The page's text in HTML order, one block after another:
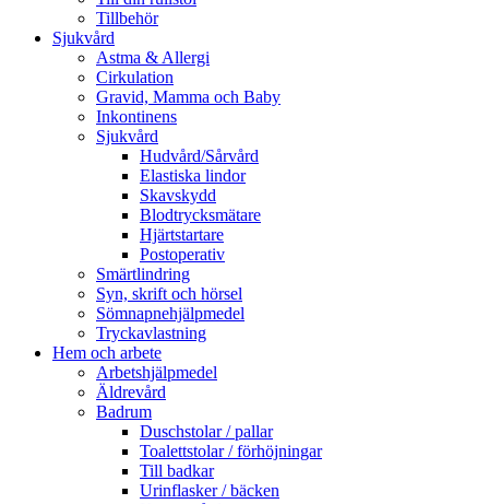
Tillbehör
Sjukvård
Astma & Allergi
Cirkulation
Gravid, Mamma och Baby
Inkontinens
Sjukvård
Hudvård/Sårvård
Elastiska lindor
Skavskydd
Blodtrycksmätare
Hjärtstartare
Postoperativ
Smärtlindring
Syn, skrift och hörsel
Sömnapnehjälpmedel
Tryckavlastning
Hem och arbete
Arbetshjälpmedel
Äldrevård
Badrum
Duschstolar / pallar
Toalettstolar / förhöjningar
Till badkar
Urinflasker / bäcken